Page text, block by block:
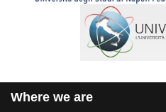
Where we are